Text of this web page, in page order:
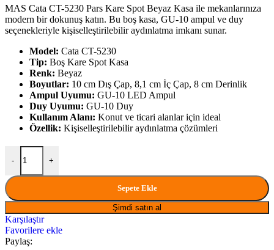
118,80₺.fiyat:
63,45₺
.
MAS Cata CT-5230 Pars Kare Spot Beyaz Kasa ile mekanlarınıza
modern bir dokunuş katın. Bu boş kasa, GU-10 ampul ve duy
seçenekleriyle kişiselleştirilebilir aydınlatma imkanı sunar.
Model: Cata CT-5230
Tip: Boş Kare Spot Kasa
Renk: Beyaz
Boyutlar: 10 cm Dış Çap, 8,1 cm İç Çap, 8 cm Derinlik
Ampul Uyumu: GU-10 LED Ampul
Duy Uyumu: GU-10 Duy
Kullanım Alanı: Konut ve ticari alanlar için ideal
Özellik: Kişiselleştirilebilir aydınlatma çözümleri
-
MAS Cata CT-5230 Pars Kare Spot Beyaz Kasa miktar
+
Sepete Ekle
Şimdi satın al
Karşılaştır
Favorilere ekle
Paylaş: